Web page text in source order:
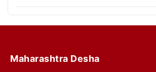
Maharashtra Desha